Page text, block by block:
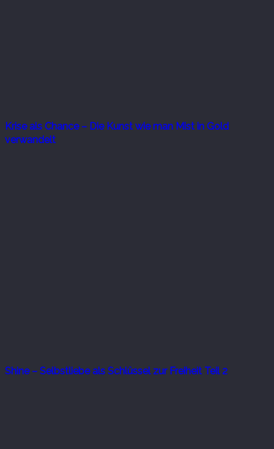
Krise als Chance – Die Kunst wie man Mist in Gold
verwandelt
Shine – Selbstliebe als Schlüssel zur Freiheit Teil 2